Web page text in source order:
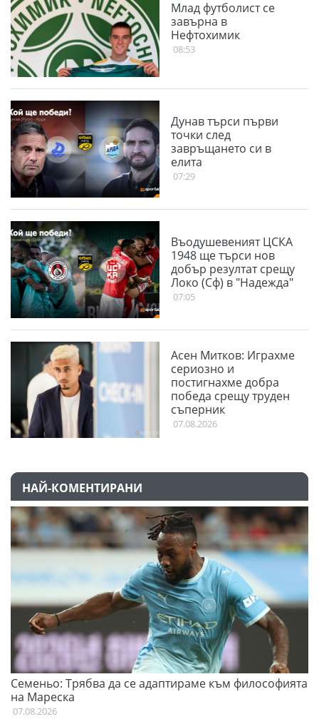
Млад футболист се
завърна в
Нефтохимик
08:53
Дунав търси първи
точки след
завръщането си в
елита
07:29
Въодушевеният ЦСКА
1948 ще търси нов
добър резултат срещу
Локо (Сф) в "Надежда"
07:05
Асен Митков: Играхме
сериозно и
постигнахме добра
победа срещу труден
съперник
07.08.2026
НАЙ-КОМЕНТИРАНИ
Семеньо: Трябва да се адаптираме към философията
на Мареска
07.08.2026